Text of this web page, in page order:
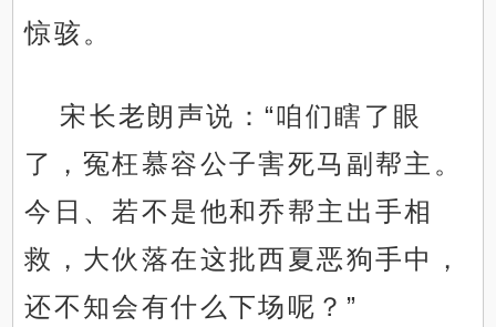
惊骇。
宋长老朗声说：“咱们瞎了眼
了，冤枉慕容公子害死马副帮主。
今日、若不是他和乔帮主出手相
救，大伙落在这批西夏恶狗手中，
还不知会有什么下场呢？”